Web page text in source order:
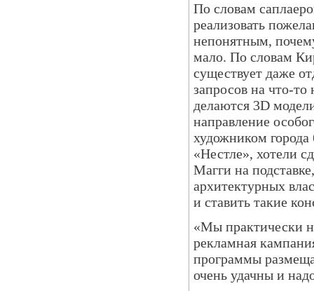
По словам
реализовать
непонятным,
мало. По словам
существует даже
запросов на что-
делаются 3D
направление
художником
«Нестле», хотели
Магги на
архитектурных
и ставить такие
«Мы практически
рекламная
программы
очень удачны и